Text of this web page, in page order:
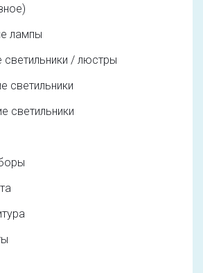
лампы
/ люстры
светильники
светильники